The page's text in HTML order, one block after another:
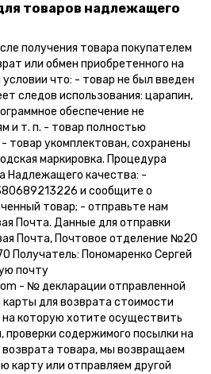
товаров надлежащего
получения товара покупателем
или обмен приобретенного на
что: - товар не был введен
следов использования: царапин,
обеспечение не
и т. п. - товар полностью
товар укомплектован, сохранены
маркировка. Процедура
Надлежащего качества: -
и сообщите о
товар; - отправьте нам
Почта. Данные для отправки
Почта, Почтовое отделение №20
Получатель: Пономаренко Сергей
почту
- № декларации отправленной
для возврата стоимости
которую хотите осуществить
проверки содержимого посылки на
товара, мы возвращаем
карту или отправляем другой